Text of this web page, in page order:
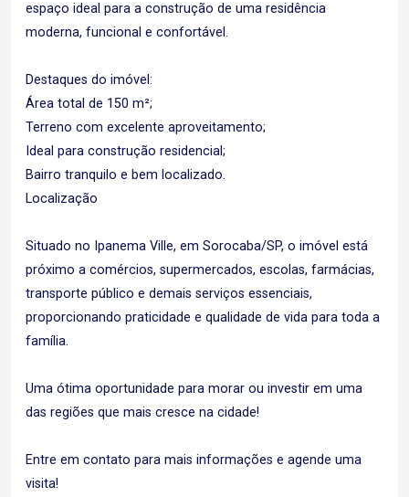
espaço ideal para a construção de uma residência
moderna, funcional e confortável.
Destaques do imóvel:
Área total de 150 m²;
Terreno com excelente aproveitamento;
Ideal para construção residencial;
Bairro tranquilo e bem localizado.
Localização
Situado no Ipanema Ville, em Sorocaba/SP, o imóvel está
próximo a comércios, supermercados, escolas, farmácias,
transporte público e demais serviços essenciais,
proporcionando praticidade e qualidade de vida para toda a
família.
Uma ótima oportunidade para morar ou investir em uma
das regiões que mais cresce na cidade!
Entre em contato para mais informações e agende uma
visita!